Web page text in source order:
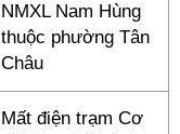
NMXL Nam Hùng
thuộc phường Tân
Châu
Mất điện trạm Cơ